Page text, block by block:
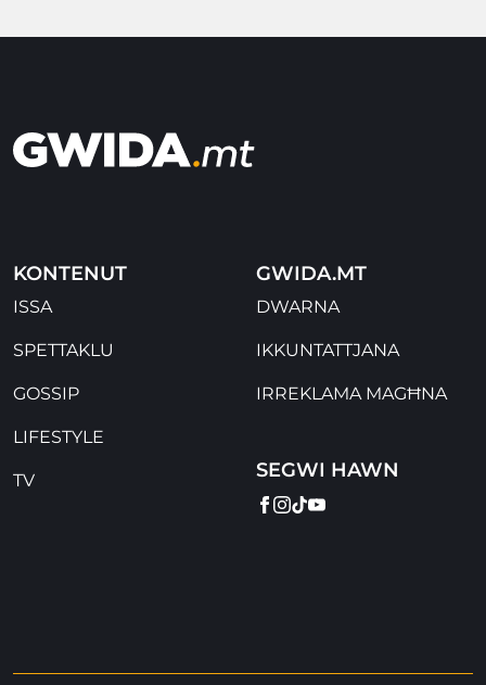
KONTENUT
ISSA
SPETTAKLU
GOSSIP
LIFESTYLE
TV
GWIDA.MT
DWARNA
IKKUNTATTJANA
IRREKLAMA MAGĦNA
SEGWI HAWN
FACEBOOK
INSTAGRAM
TIKTOK
YOUTUBE